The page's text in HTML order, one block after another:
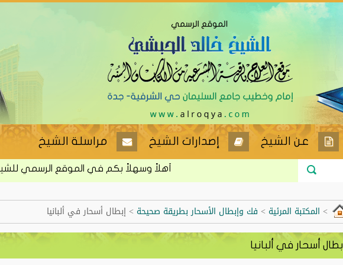
عن الشيخ إصدارات الشيخ مراسلة الشيخ
أهلاً وسهلاً بكم في الموقع الرسمي للشيخ
> المكتبة المرئية > فك وإبطال الأسحار بطريقة صحيحة > إبطال أسحار في ألبانيا
إبطال أسحار في ألبانيا